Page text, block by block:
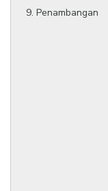
9. Penambangan